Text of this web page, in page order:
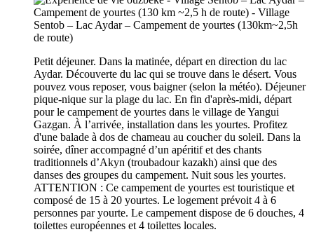
Petit déjeuner. Dans la matinée, départ en direction du lac
Aydar. Découverte du lac qui se trouve dans le désert. Vous
pouvez vous reposer, vous baigner (selon la météo). Déjeuner
pique-nique sur la plage du lac. En fin d'après-midi, départ
pour le campement de yourtes dans le village de Yangui
Gazgan. À l’arrivée, installation dans les yourtes. Profitez
d'une balade à dos de chameau au coucher du soleil. Dans la
soirée, dîner accompagné d’un apéritif et des chants
traditionnels d’Akyn (troubadour kazakh) ainsi que des
danses des groupes du campement. Nuit sous les yourtes.
ATTENTION : Ce campement de yourtes est touristique et
composé de 15 à 20 yourtes. Le logement prévoit 4 à 6
personnes par yourte. Le campement dispose de 6 douches, 4
toilettes européennes et 4 toilettes locales.